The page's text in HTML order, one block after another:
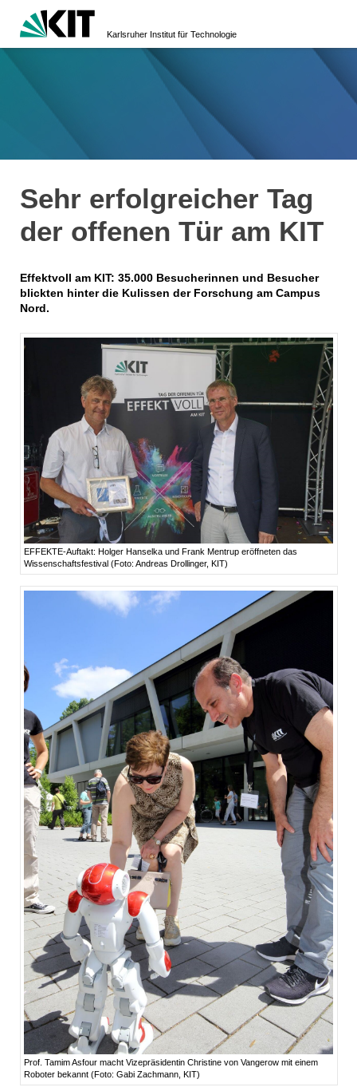
Karlsruher Institut für Technologie
Sehr erfolgreicher Tag
der offenen Tür am KIT
Effektvoll am KIT: 35.000 Besucherinnen und Besucher
blickten hinter die Kulissen der Forschung am Campus
Nord.
EFFEKTE-Auftakt: Holger Hanselka und Frank Mentrup eröffneten das
Wissenschaftsfestival (Foto: Andreas Drollinger, KIT)
Prof. Tamim Asfour macht Vizepräsidentin Christine von Vangerow mit einem
Roboter bekannt (Foto: Gabi Zachmann, KIT)